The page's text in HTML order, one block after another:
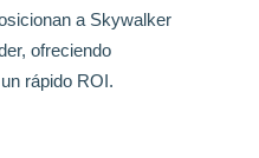
a Skywalker
ofreciendo
rápido ROI.